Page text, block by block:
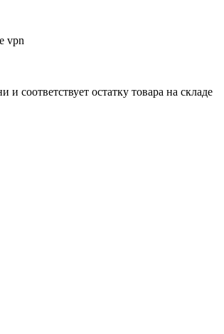
vpn
соответствует остатку товара на складе